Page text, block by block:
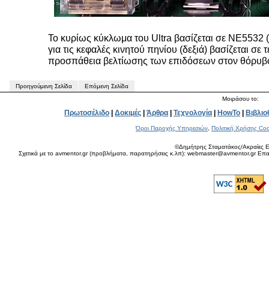
Το κυρίως κύκλωμα του Ultra βασίζεται σε NE5532
για τις κεφαλές κινητού πηνίου (δεξιά) βασίζεται
προσπάθεια βελτίωσης των επιδόσεων στον
Προηγούμενη Σελίδα
Επόμενη Σελίδα
Μοιράσου το:
Πρωτοσέλιδο Δοκιμές Άρθρα Τεχνολογία HowTo
Όροι Παροχής Υπηρεσιών Πολιτική Χρήσης
©Δημήτρης Σταματάκος/Ακραίες
Σχετικά με το avmentor.gr (προβλήματα, παρατηρήσεις κ.λπ): webmaster@avmentor.gr